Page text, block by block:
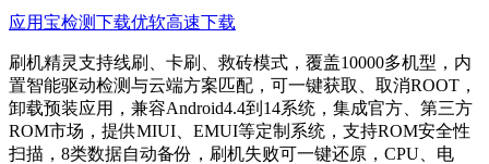
应用宝检测下载优软高速下载
刷机精灵支持线刷、卡刷、救砖模式，覆盖10000多机型，内
置智能驱动检测与云端方案匹配，可一键获取、取消ROOT，
卸载预装应用，兼容Android4.4到14系统，集成官方、第三方
ROM市场，提供MIUI、EMUI等定制系统，支持ROM安全性
扫描，8类数据自动备份，刷机失败可一键还原，CPU、电